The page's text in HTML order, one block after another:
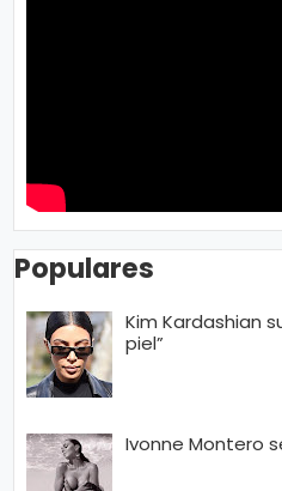
Populares
Kim Kardashian
piel”
Ivonne Montero